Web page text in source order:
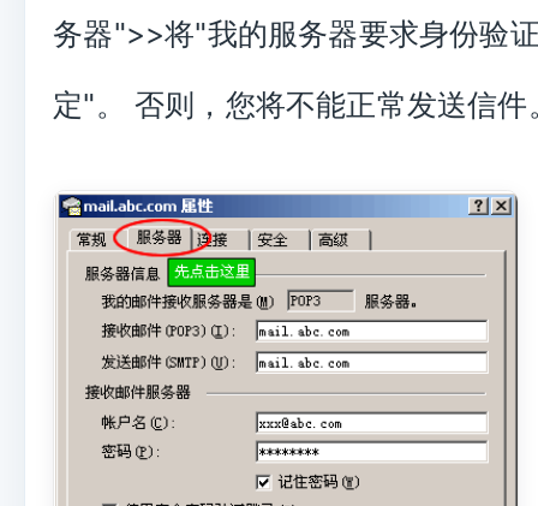
务器">>将"我的服务器要求身份验
定"。 否则，您将不能正常发送信件